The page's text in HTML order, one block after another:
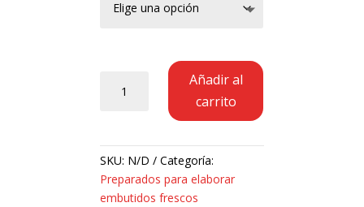
para
Criollo
Sin
Color
Añadir al
carrito
SKU: N/D
Categoría:
Preparados para elaborar
embutidos frescos